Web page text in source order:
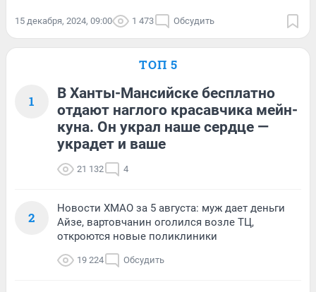
15 декабря, 2024, 09:00 1 473 Обсудить
ТОП 5
1
В Ханты-Мансийске бесплатно
отдают наглого красавчика мейн-
куна. Он украл наше сердце —
украдет и ваше
21 132 4
2
Новости ХМАО за 5 августа: муж дает деньги
Айзе, вартовчанин оголился возле ТЦ,
откроются новые поликлиники
19 224 Обсудить